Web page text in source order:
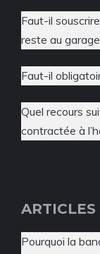
Faut-il
reste au
Faut-il
Quel recours
contractée à
Pourquoi la